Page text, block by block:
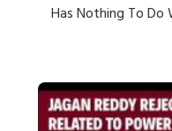
Has Nothing To Do